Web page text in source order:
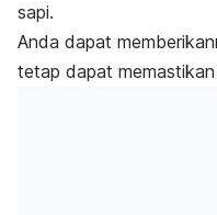
sapi.
Anda dapat
tetap dapat